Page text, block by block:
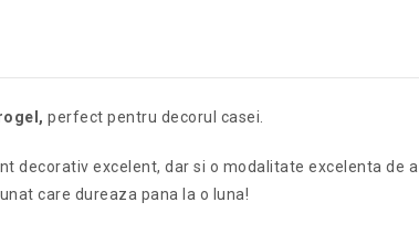
perfect pentru decorul casei.
decorativ excelent, dar si o modalitate excelenta
care dureaza pana la o luna!